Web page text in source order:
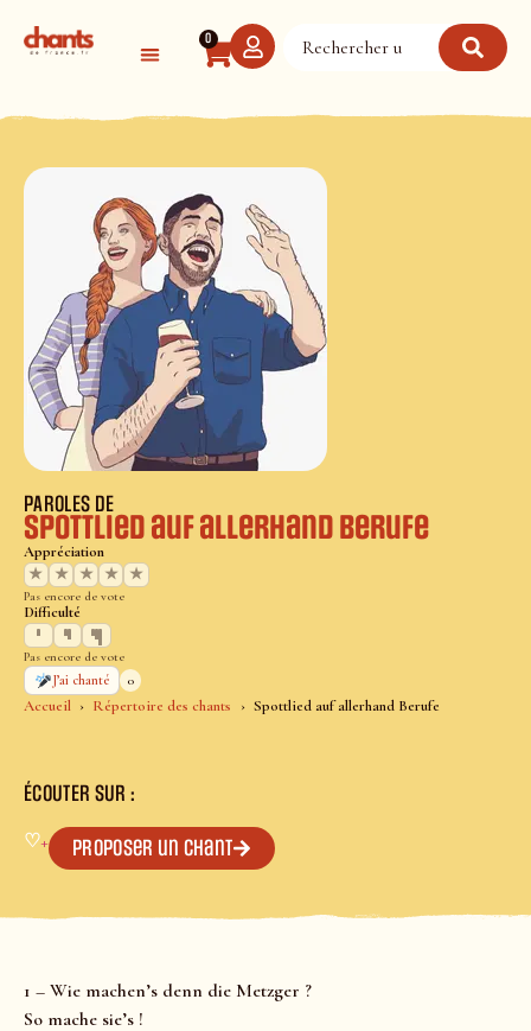
0
Accueil Répertoire des chants Spottlied auf allerhand Berufe
PAROLES DE
Spottlied auf allerhand Berufe
Appréciation
★
★ ★ ★ ★
Pas encore de vote
Difficulté
Pas encore de vote
J’ai chanté
0
ÉCOUTER SUR :
♡+ Proposer un chant
1 – Wie machen’s denn die Metzger ?
So mache sie’s !